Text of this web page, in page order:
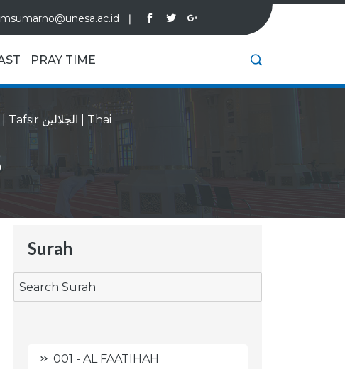
❘
PRAY TIME
Tafsir الجلالين Thai
Surah
001 - AL FAATIHAH